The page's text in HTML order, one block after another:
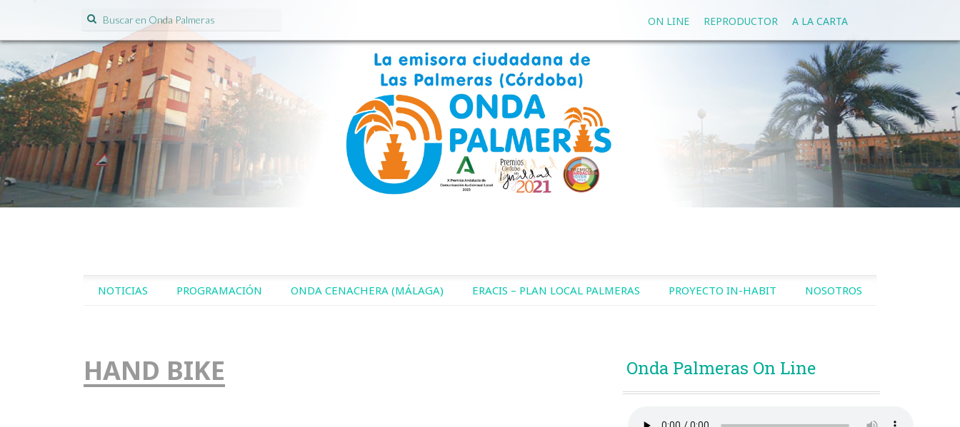
Search for: A LA CARTA
REPRODUCTOR
ON LINE
SKIP TO CONTENT
NOTICIAS PROGRAMACIÓN ONDA CENACHERA (MÁLAGA) ERACIS – PLAN LOCAL PALMERAS PROYECTO IN-HABIT NOSOTROS
HAND BIKE Onda Palmeras On Line